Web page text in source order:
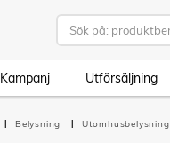
Kampanj Utförsäljning
Belysning Utomhusbelysning